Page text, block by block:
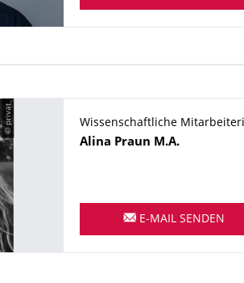
© privat
Wissenschaftliche
Name
Alina Praun M.A.
E-MAIL SENDEN